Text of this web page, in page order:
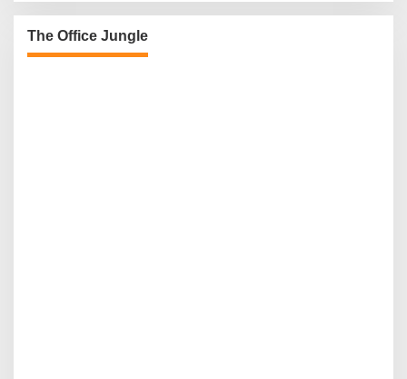
The Office Jungle